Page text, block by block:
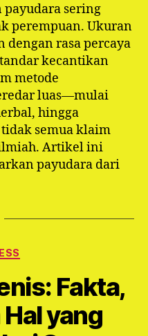
payudara sering
perempuan. Ukuran
rasa percaya
kecantikan
metode
luas—mulai
hingga
semua klaim
Artikel ini
payudara dari
Fakta,
yang